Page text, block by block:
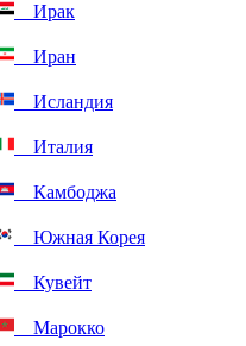
Ирак
Иран
Исландия
Италия
Камбоджа
Южная Корея
Кувейт
Марокко